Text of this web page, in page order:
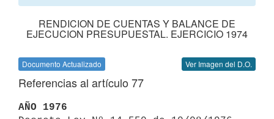
RENDICION DE CUENTAS Y BALANCE DE
EJECUCION PRESUPUESTAL. EJERCICIO 1974
Documento Actualizado Ver Imagen del D.O.
Referencias al artículo 77
AÑO 1976